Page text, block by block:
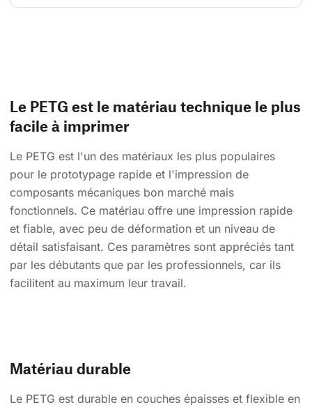
Le PETG est le matériau technique le plus
facile à imprimer
Le PETG est l'un des matériaux les plus populaires
pour le prototypage rapide et l'impression de
composants mécaniques bon marché mais
fonctionnels. Ce matériau offre une impression rapide
et fiable, avec peu de déformation et un niveau de
détail satisfaisant. Ces paramètres sont appréciés tant
par les débutants que par les professionnels, car ils
facilitent au maximum leur travail.
Matériau durable
Le PETG est durable en couches épaisses et flexible en